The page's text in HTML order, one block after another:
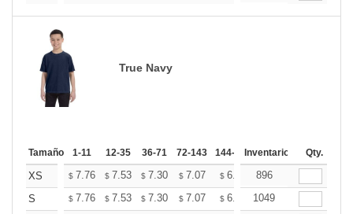
True Navy
Tamaño 1-11 12-35 36-71 72-143 144-287 288 + Mas
Inventario Qty.
XS $ 7.76 $ 7.53 $ 7.30 $ 7.07 $ 6.84 $6.73
896
S
$ 7.76 $ 7.53 $ 7.30 $ 7.07 $ 6.84 $6.73
1049